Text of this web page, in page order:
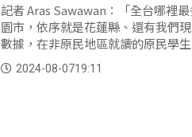
記者 Aras Sawawan：「全台哪裡
園市，依序就是花蓮縣、還有我們
數據，在非原民地區就讀的原民學
止，已經有超過六成五的學生。
2024-08-0719:11